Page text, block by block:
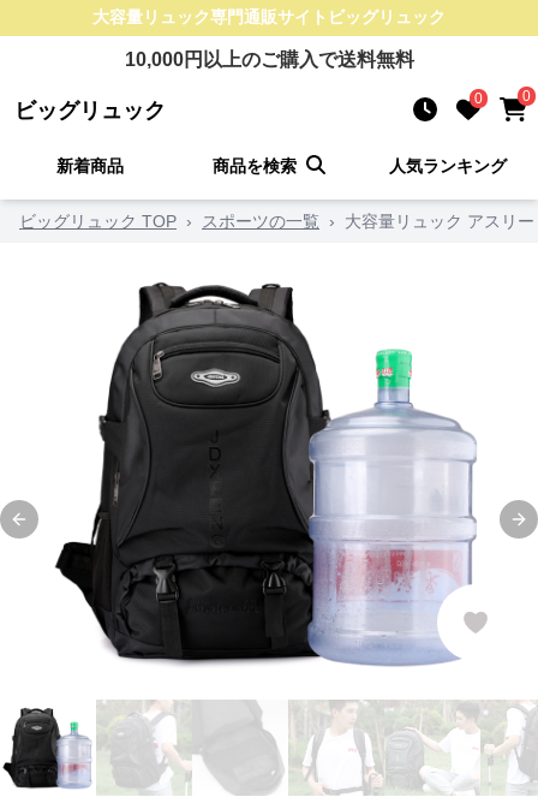
大容量リュック専門通販サイト ビッグリュック
10,000円以上のご購入で送料無料
ビッグリュック 0 0
新着商品 商品を検索 人気ランキング
ビッグリュック TOP › スポーツの一覧 › 大容量リュック アスリ
Previous slide